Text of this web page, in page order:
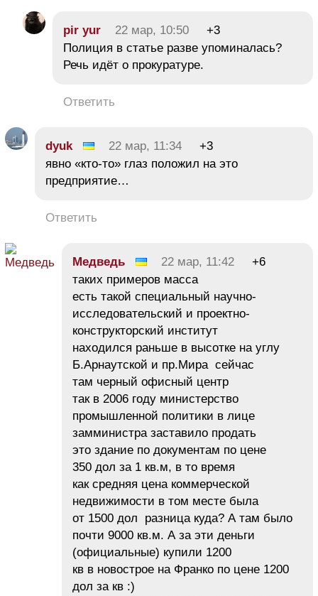
pir yur 22 мар, 10:50
+3
Полиция в статье разве упоминалась?
Речь идёт о прокуратуре.
Ответить
dyuk 22 мар, 11:34
+3
явно «кто-то» глаз положил на это
предприятие…
Ответить
Медведь 22 мар, 11:42
+6
таких примеров масса
есть такой специальный научно-
исследовательский и проектно-
конструкторский институт
находился раньше в высотке на углу
Б.Арнаутской и пр.Мира сейчас
там черный офисный центр
так в 2006 году министерство
промышленной политики в лице
замминистра заставило продать
это здание по документам по цене
350 дол за 1 кв.м, в то время
как средняя цена коммерческой
недвижимости в том месте была
от 1500 дол разница куда? А там было
почти 9000 кв.м. А за эти деньги
(официальные) купили 1200
кв в новострое на Франко по цене 1200
дол за кв :)